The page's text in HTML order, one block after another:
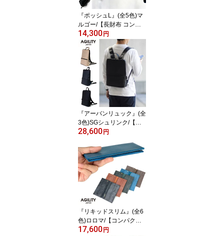
『ポッシュL』(全5色)マ
ルゴー/【長財布 コンパ
クト L字 薄い スリム シ
ンプル 革 本革 レザー 小
さい メンズ レディー
ス】【AGILITY affa(アジ
リティアッファ)】(0365)
14,300 円
『アーバンリュック』(全
3色)SGシュリンク/【バ
ックパック リュック 薄
いリュック 通勤 ビジネ
ス スリム ビジネスリュ
ック メンズ レディース
薄型 A4 ノートPC 13イ
ンチ 撥水 防水 】【AGILI
TY affa(アジリティアッ
ファ)】(0564)
28,600 円
『リキッドスリム』(全6
色)ロロマ/【コンパクト
財布 薄い財布 小さい財
17,600 円